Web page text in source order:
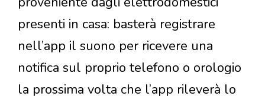
presenti in casa: basterà registrare
nell’app il suono per ricevere una
notifica sul proprio telefono o orologio
la prossima volta che l’app rileverà lo